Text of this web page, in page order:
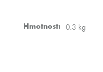
Hmotnost: 0.3 kg